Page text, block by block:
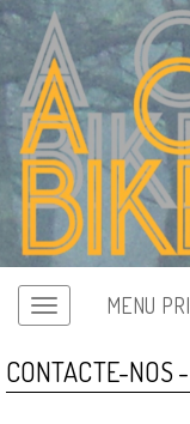
MENU
CONTACTE-NOS